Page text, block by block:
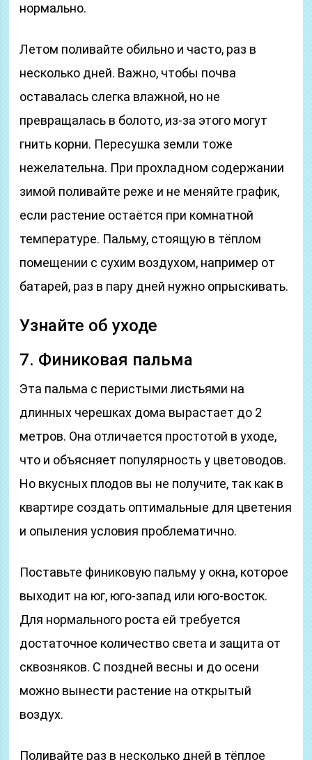
нормально.
Летом поливайте обильно и часто, раз в
несколько дней. Важно, чтобы почва
оставалась слегка влажной, но не
превращалась в болото, из-за этого могут
гнить корни. Пересушка земли тоже
нежелательна. При прохладном содержании
зимой поливайте реже и не меняйте график,
если растение остаётся при комнатной
температуре. Пальму, стоящую в тёплом
помещении с сухим воздухом, например от
батарей, раз в пару дней нужно опрыскивать.
Узнайте об уходе
7. Финиковая пальма
Эта пальма с перистыми листьями на
длинных черешках дома вырастает до 2
метров. Она отличается простотой в уходе,
что и объясняет популярность у цветоводов.
Но вкусных плодов вы не получите, так как в
квартире создать оптимальные для цветения
и опыления условия проблематично.
Поставьте финиковую пальму у окна, которое
выходит на юг, юго-запад или юго-восток.
Для нормального роста ей требуется
достаточное количество света и защита от
сквозняков. С поздней весны и до осени
можно вынести растение на открытый
воздух.
Поливайте раз в несколько дней в тёплое